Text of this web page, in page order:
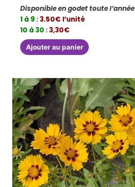
Disponible en godet toute l’année
1 à 9 :3.50€ l’unité
10 à 30 :3,30€
Ajouter au panier